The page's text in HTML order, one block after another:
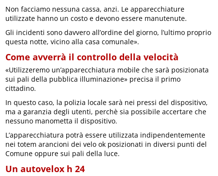
Non facciamo nessuna cassa, anzi. Le apparecchiature
utilizzate hanno un costo e devono essere manutenute.
Gli incidenti sono davvero all’ordine del giorno, l’ultimo proprio
questa notte, vicino alla casa comunale».
Come avverrà il controllo della velocità
«Utilizzeremo un’apparecchiatura mobile che sarà posizionata
sui pali della pubblica illuminazione» precisa il primo
cittadino.
In questo caso, la polizia locale sarà nei pressi del dispositivo,
ma a garanzia degli utenti, perchè sia possibile accertare che
nessuno manometta il dispositivo.
L’apparecchiatura potrà essere utilizzata indipendentemente
nei totem arancioni dei velo ok posizionati in diversi punti del
Comune oppure sui pali della luce.
Un autovelox h 24